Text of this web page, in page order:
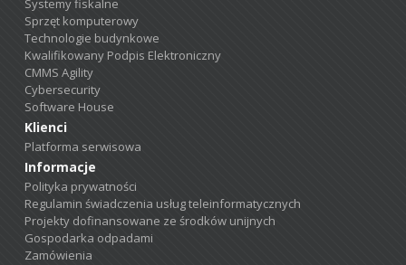
Systemy fiskalne
Sprzęt komputerowy
Technologie budynkowe
Kwalifikowany Podpis Elektroniczny
CMMS Agility
Cybersecurity
Software House
Klienci
Platforma serwisowa
Informacje
Polityka prywatności
Regulamin świadczenia usług teleinformatycznych
Projekty dofinansowane ze środków unijnych
Gospodarka odpadami
Zamówienia